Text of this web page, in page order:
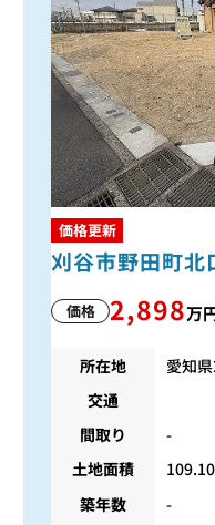
価格更新
刈谷市野田町北
価格 2,898万
所在地
愛知
交通
間取り
-
土地面積
築年数
-